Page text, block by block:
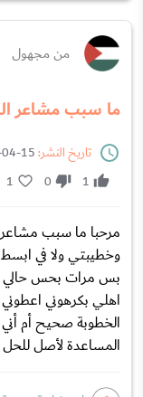
من مجهول
ما سبب مشاعر
تاريخ النشر:
1
0
1
مرحبا ما سبب
وخطيبتي ولا في
بس مرات بحس حالي
اهلي بكرهوني
الخطوبة صحيح أم
المساعدة لأصل